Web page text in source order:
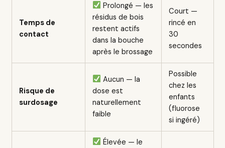
Temps de
contact
Prolongé — les
résidus de bois
restent actifs
dans la bouche
après le brossage
Court —
rincé en
30
secondes
Risque de
surdosage
Aucun — la
dose est
naturellement
faible
Possible
chez les
enfants
(fluorose
si ingéré)
Élevée — le